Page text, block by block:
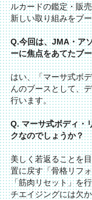
ルカードの鑑定・販
新しい取り組みをブ
Q.今回は、JMA・ア
ーに焦点をあてたブ
はい、「マーサ式ボ
んのブースとして、
行います。
Q. マーサ式ボディ・
クなのでしょうか？
美しく若返ることを
置に戻す「骨格リフ
「筋肉リセット」を
チエイジングには欠